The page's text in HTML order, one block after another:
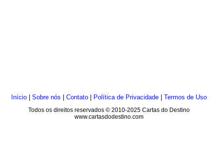
Início Sobre nós Contato Política de Privacidade
Termos de Uso
Todos os direitos reservados © 2010-2025 Cartas do Destino
www.cartasdodestino.com